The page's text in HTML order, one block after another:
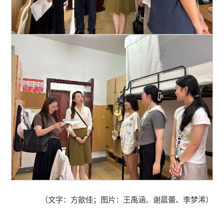
（文字：方歆佳；图片：王禹涵、谢晨蕾、李梦浠）